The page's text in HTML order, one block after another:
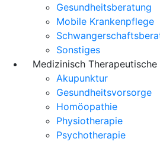
Gesundheitsberatung
Mobile Krankenpflege
Sonstiges
Medizinisch
Akupunktur
Gesundheitsvorsorge
Homöopathie
Physiotherapie
Psychotherapie